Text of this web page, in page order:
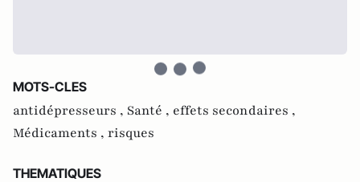
MOTS-CLES
antidépresseurs , Santé , effets secondaires ,
Médicaments , risques
THEMATIQUES